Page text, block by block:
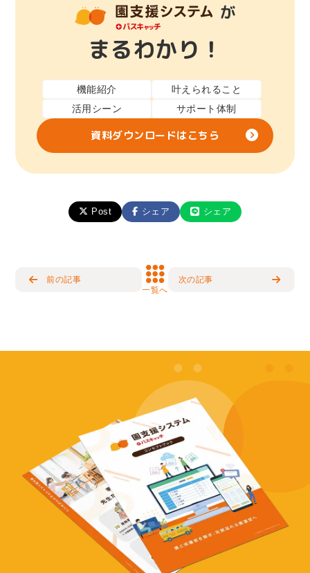
が
まるわかり！
機能紹介
叶えられること
活用シーン
サポート体制
資料ダウンロードはこちら
Post シェア シェア
前の記事
一覧へ
次の記事